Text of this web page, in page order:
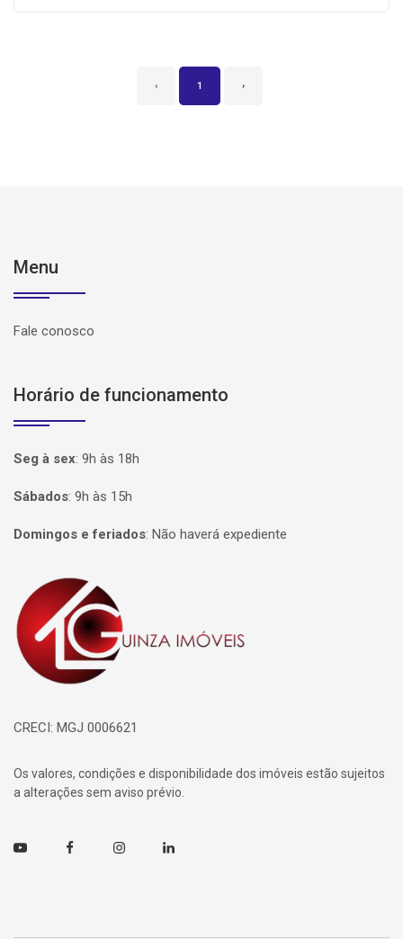
‹ 1 ›
Menu
Fale conosco
Horário de funcionamento
Seg à sex: 9h às 18h
Sábados: 9h às 15h
Domingos e feriados: Não haverá expediente
Página inicial
CRECI: MGJ 0006621
Os valores, condições e disponibilidade dos imóveis estão sujeitos
a alterações sem aviso prévio.
Youtube FacebookInstagramLinkedin